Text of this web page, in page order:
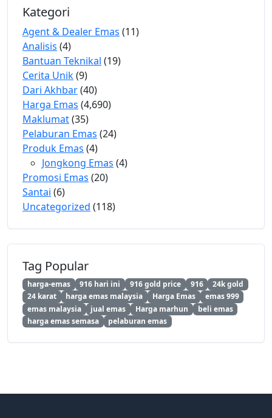
Kategori
Agent & Dealer Emas (11)
Analisis (4)
Bantuan Teknikal (19)
Cerita Unik(9)
Dari Akhbar(40)
Harga Emas (4,690)
Maklumat(35)
Pelaburan Emas (24)
Produk Emas (4)
Jongkong Emas (4)
Promosi Emas (20)
Santai (6)
Uncategorized (118)
Tag Popular
harga-emas 916 hari ini 916 gold price 916
24k gold
24 karat
harga emas malaysia Harga Emas
emas 999
emas malaysia
jual emas Harga marhun
beli emas
harga emas semasa
pelaburan emas